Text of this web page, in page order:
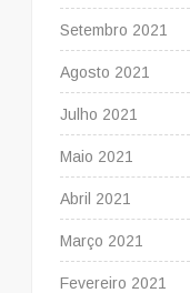
Setembro 2021
Agosto 2021
Julho 2021
Maio 2021
Abril 2021
Março 2021
Fevereiro 2021